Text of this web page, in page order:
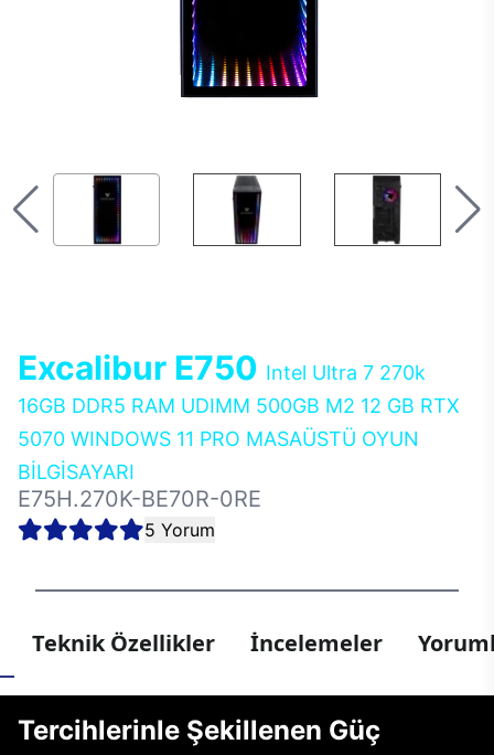
Excalibur E750 Intel Ultra 7 270k
16GB DDR5 RAM UDIMM 500GB M2 12 GB RTX
5070 WINDOWS 11 PRO MASAÜSTÜ OYUN
BİLGİSAYARI
E75H.270K-BE70R-0RE
5 Yorum
Teknik Özellikler İncelemeler
Tercihlerinle Şekillenen Güç